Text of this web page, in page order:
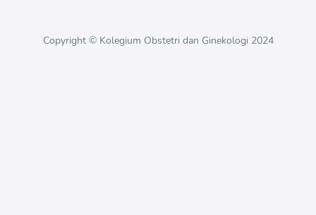
Copyright © Kolegium Obstetri dan Ginekologi 2024